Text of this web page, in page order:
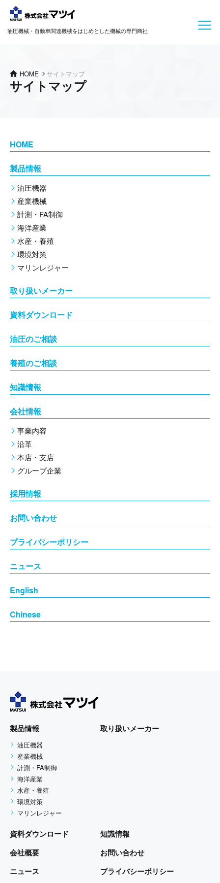
油圧機械・自動車関連機械をはじめとした機械の専門商社
HOME サイトマップ
サイトマップ
HOME
製品情報
油圧機器
産業機械
計測・FA制御
海洋産業
水産・養殖
環境対策
マリンレジャー
取り扱いメーカー
資料ダウンロード
油圧のご相談
養殖のご相談
知識情報
会社情報
事業内容
沿革
本店・支店
グループ企業
採用情報
お問い合わせ
プライバシーポリシー
ニュース
English
Chinese
製品情報
油圧機器
産業機械
計測・FA制御
海洋産業
水産・養殖
環境対策
マリンレジャー
取り扱いメーカー
資料ダウンロード
知識情報
会社概要
ニュース
お問い合わせ
プライバシーポリシー